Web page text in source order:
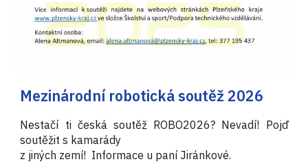
Mezinárodní robotická soutěž 2026
Nestačí ti česká soutěž ROBO2026? Nevadí! Pojď
soutěžit s kamarády
z jiných zemí! Informace u paní Jiránkové.